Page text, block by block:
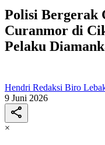
Polisi Bergerak
Curanmor di
Pelaku
Hendri Redaksi Biro
9 Juni 2026
×